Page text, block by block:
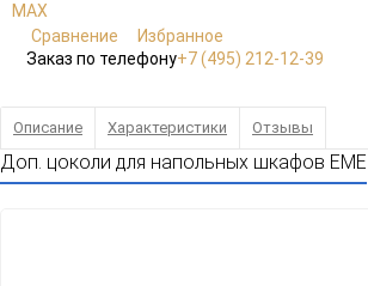
Сравнение
Избранное
Заказ по телефону+7 (495) 212-12-39
Описание Характеристики Отзывы
Доп. цоколи для напольных шкафов EME